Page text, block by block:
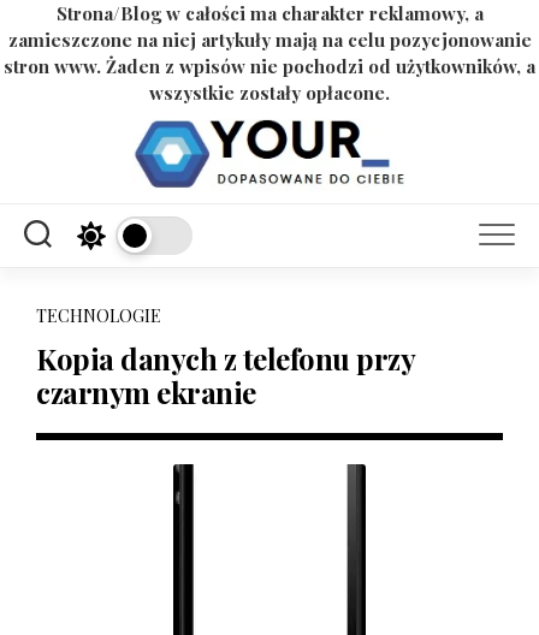
Strona/Blog w całości ma charakter reklamowy, a
zamieszczone na niej artykuły mają na celu pozycjonowanie
stron www. Żaden z wpisów nie pochodzi od użytkowników, a
wszystkie zostały opłacone.
TECHNOLOGIE
Kopia danych z telefonu przy
czarnym ekranie